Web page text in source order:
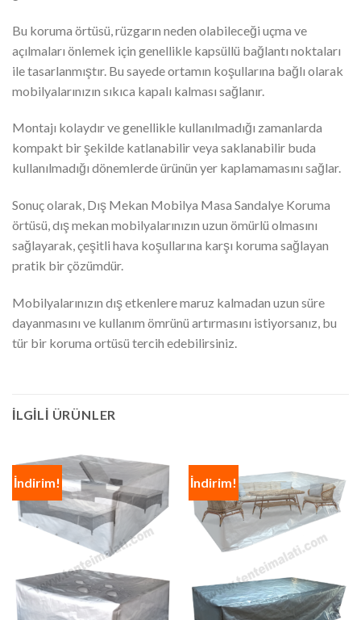
Bu koruma örtüsü, rüzgarın neden olabileceği uçma ve
açılmaları önlemek için genellikle kapsüllü bağlantı noktaları
ile tasarlanmıştır. Bu sayede ortamın koşullarına bağlı olarak
mobilyalarınızın sıkıca kapalı kalması sağlanır.
Montajı kolaydır ve genellikle kullanılmadığı zamanlarda
kompakt bir şekilde katlanabilir veya saklanabilir buda
kullanılmadığı dönemlerde ürünün yer kaplamamasını sağlar.
Sonuç olarak, Dış Mekan Mobilya Masa Sandalye Koruma
örtüsü, dış mekan mobilyalarınızın uzun ömürlü olmasını
sağlayarak, çeşitli hava koşullarına karşı koruma sağlayan
pratik bir çözümdür.
Mobilyalarınızın dış etkenlere maruz kalmadan uzun süre
dayanmasını ve kullanım ömrünü artırmasını istiyorsanız, bu
tür bir koruma ortüsü tercih edebilirsiniz.
İLGILI ÜRÜNLER
İndirim! İndirim!